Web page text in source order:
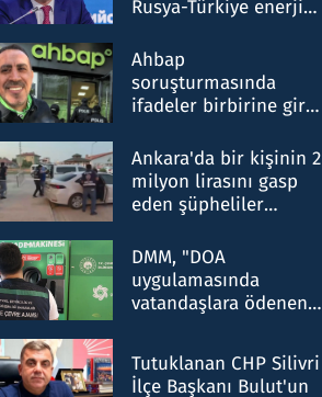
Rusya-Türkiye enerji
nitelikte olduğunu
belirtti
Ahbap
soruşturmasında
ifadeler birbirine girdi:
ifadelerinden ortaya
çıkan tablo şok etti
Ankara'da bir kişinin 2
milyon lirasını gasp
eden şüpheliler
DMM, "DOA
uygulamasında
vatandaşlara ödenen
düşürüldüğü" iddiasını
yalanladı
Tutuklanan CHP Silivri
İlçe Başkanı Bulut'un